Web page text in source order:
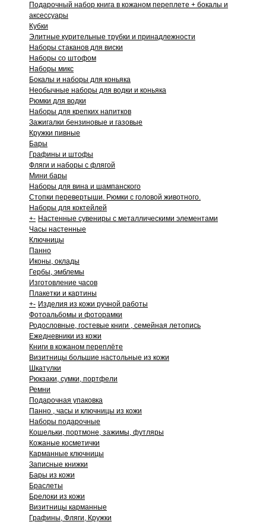
Подарочный набор книга в кожаном переплете + бокалы и
аксессуары
Кубки
Элитные курительные трубки и принадлежности
Наборы стаканов для виски
Наборы со штофом
Наборы микс
Бокалы и наборы для коньяка
Необычные наборы для водки и коньяка
Рюмки для водки
Наборы для крепких напитков
Зажигалки бензиновые и газовые
Кружки пивные
Бары
Графины и штофы
Фляги и наборы с флягой
Мини бары
Наборы для вина и шампанского
Стопки перевертыши. Рюмки с головой животного.
Наборы для коктейлей
+- Настенные сувениры с металлическими элементами
Часы настенные
Ключницы
Панно
Иконы, оклады
Гербы, эмблемы
Изготовление часов
Плакетки и картины
+- Изделия из кожи ручной работы
Фотоальбомы и фоторамки
Родословные, гостевые книги , семейная летопись
Ежедневники из кожи
Книги в кожаном переплёте
Визитницы большие настольные из кожи
Шкатулки
Рюкзаки, сумки, портфели
Ремни
Подарочная упаковка
Панно , часы и ключницы из кожи
Наборы подарочные
Кошельки, портмоне, зажимы, футляры
Кожаные косметички
Карманные ключницы
Записные книжки
Бары из кожи
Браслеты
Брелоки из кожи
Визитницы карманные
Графины, Фляги, Кружки